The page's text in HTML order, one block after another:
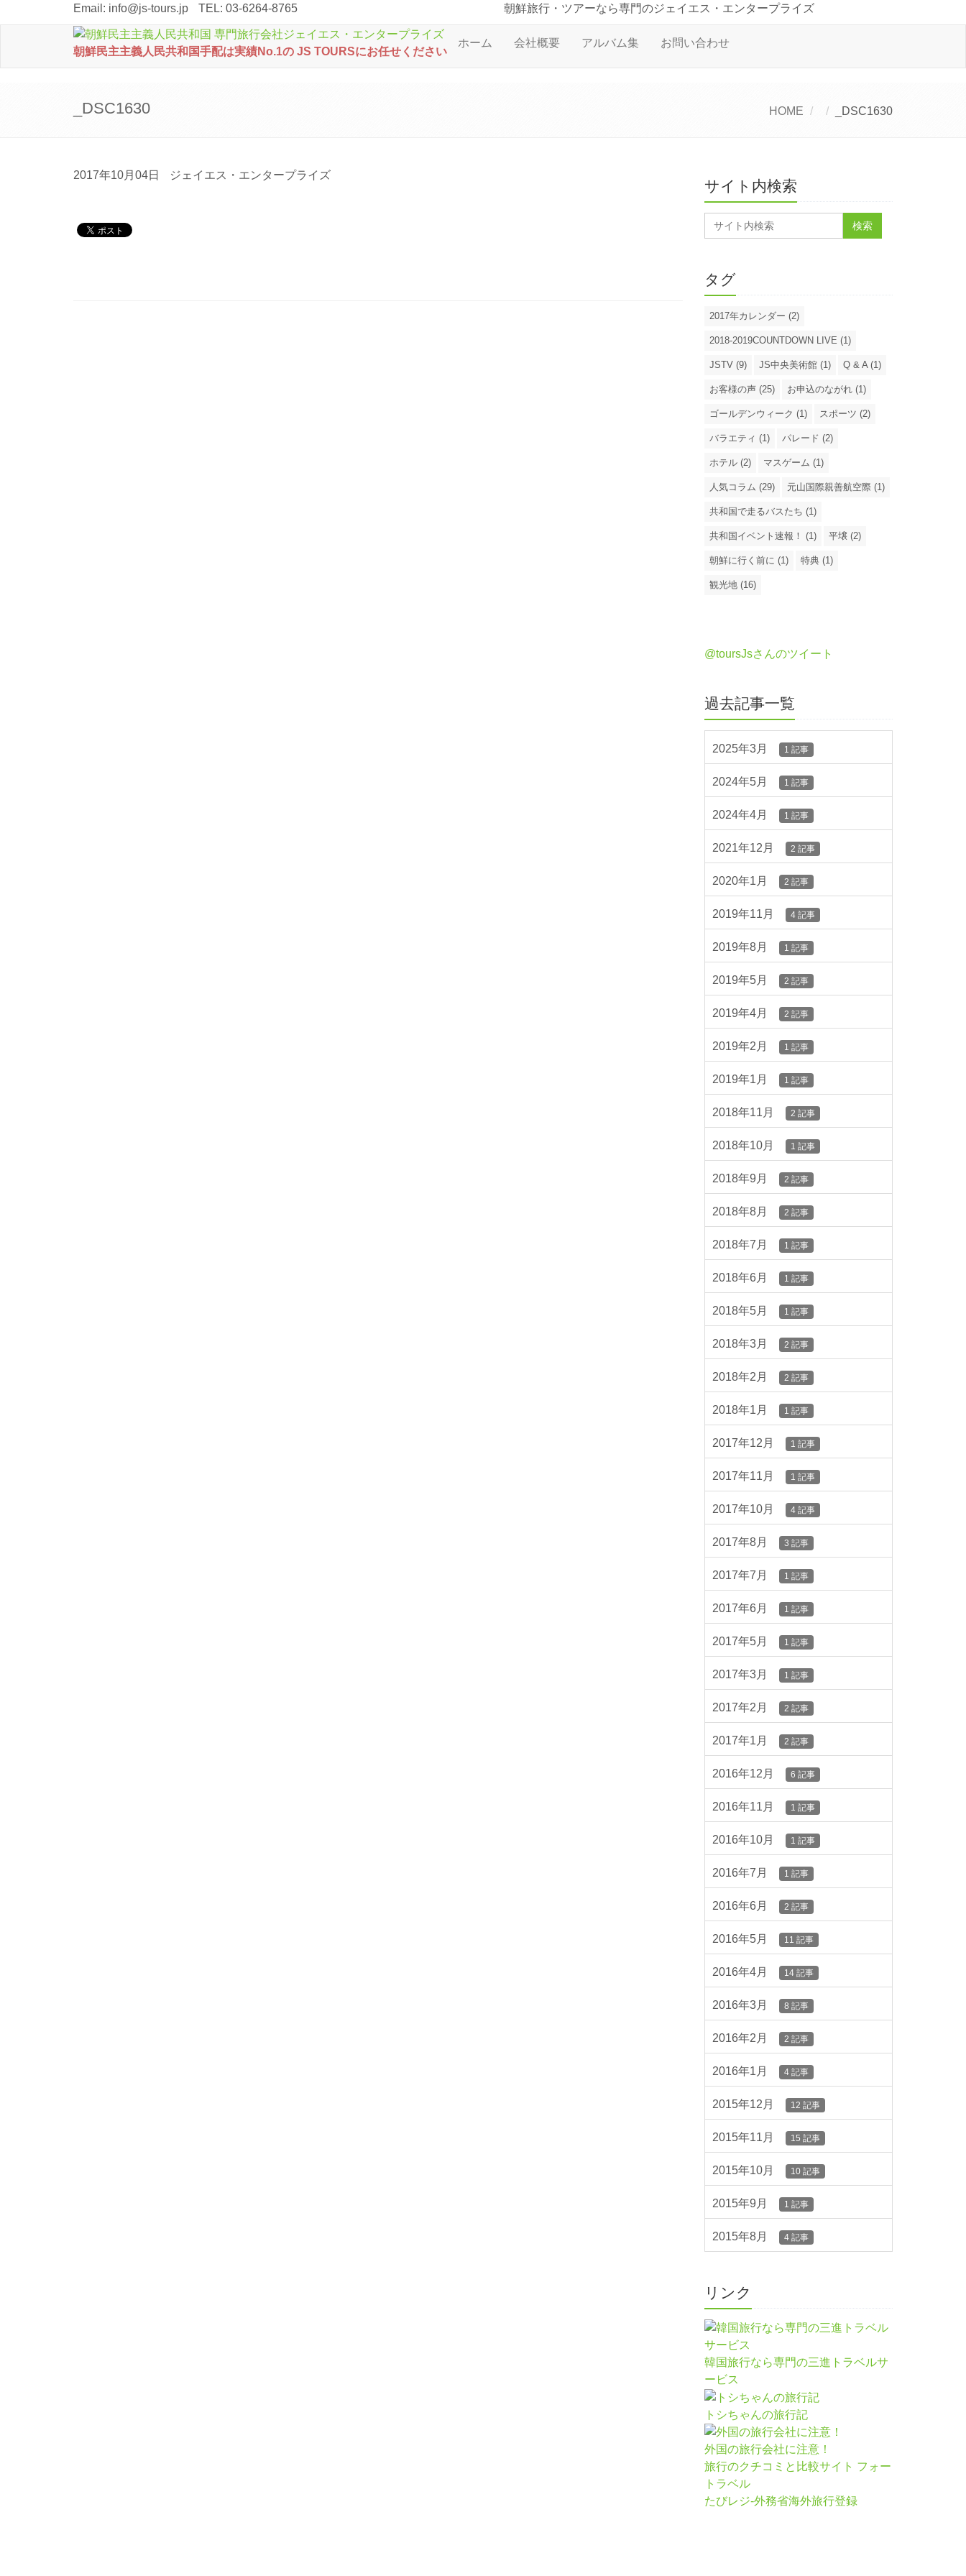
Email: info@js-tours.jp TEL: 03-6264-8765 朝鮮旅行・ツアーなら専門のジェイエス・エンタープライズ
朝鮮民主主義人民共和国手配は実績No.1の JS TOURSにお任せください
ホーム 会社概要 アルバム集 お問い合わせ
_DSC1630 HOME _DSC1630
2017年10月04日 ジェイエス・エンタープライズ
サイト内検索
タグ
2017年カレンダー (2)
2018-2019COUNTDOWN LIVE (1)
JSTV (9) JS中央美術館 (1) Q & A (1)
お客様の声 (25) お申込のながれ (1)
ゴールデンウィーク (1) スポーツ (2)
バラエティ (1) パレード (2)
ホテル (2) マスゲーム (1)
人気コラム (29) 元山国際親善航空際 (1)
共和国で走るバスたち (1)
共和国イベント速報！ (1) 平壌 (2)
朝鮮に行く前に (1) 特典 (1)
観光地 (16)
@toursJsさんのツイート
過去記事一覧
2025年3月 1 記事
2024年5月 1 記事
2024年4月 1 記事
2021年12月 2 記事
2020年1月 2 記事
2019年11月 4 記事
2019年8月 1 記事
2019年5月 2 記事
2019年4月 2 記事
2019年2月 1 記事
2019年1月 1 記事
2018年11月 2 記事
2018年10月 1 記事
2018年9月 2 記事
2018年8月 2 記事
2018年7月 1 記事
2018年6月 1 記事
2018年5月 1 記事
2018年3月 2 記事
2018年2月 2 記事
2018年1月 1 記事
2017年12月 1 記事
2017年11月 1 記事
2017年10月 4 記事
2017年8月 3 記事
2017年7月 1 記事
2017年6月 1 記事
2017年5月 1 記事
2017年3月 1 記事
2017年2月 2 記事
2017年1月 2 記事
2016年12月 6 記事
2016年11月 1 記事
2016年10月 1 記事
2016年7月 1 記事
2016年6月 2 記事
2016年5月 11 記事
2016年4月 14 記事
2016年3月 8 記事
2016年2月 2 記事
2016年1月 4 記事
2015年12月 12 記事
2015年11月 15 記事
2015年10月 10 記事
2015年9月 1 記事
2015年8月 4 記事
リンク
韓国旅行なら専門の三進トラベルサ
ービス
トシちゃんの旅行記
外国の旅行会社に注意！
旅行のクチコミと比較サイト フォー
トラベル
たびレジ-外務省海外旅行登録